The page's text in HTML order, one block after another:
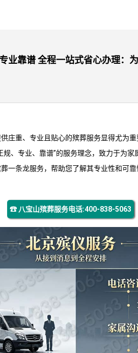
业靠谱 全程一站式省心办理：
庄重、专业且贴心的殡葬服务显得尤为重
、专业、靠谱”的服务理念，致力于为家
一条龙服务，帮助您了解其专业性和可
☎ 八宝山殡葬服务电话:400-838-5063